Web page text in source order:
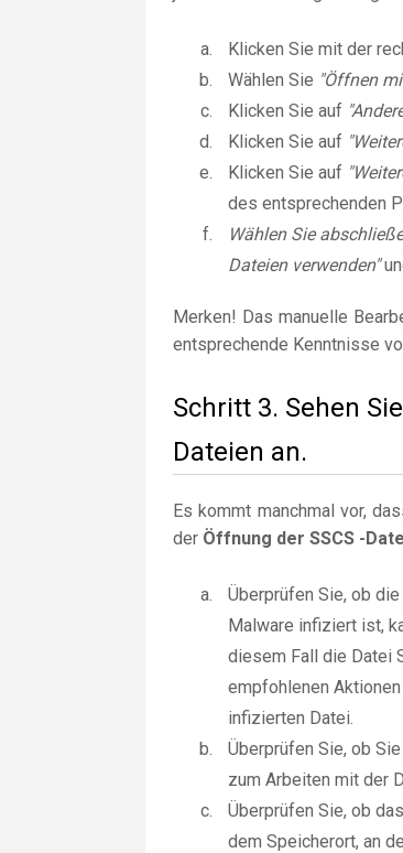
Klicken Sie mit der
Wählen Sie "Öffnen
Klicken Sie auf
Klicken Sie auf
Klicken Sie auf
des entsprechenden
Wählen Sie
Dateien verwenden"
Merken! Das manuelle
entsprechende Kenntnisse
Schritt 3. Sehen
Dateien an.
Es kommt manchmal vor,
der Öffnung der SSCS -
Überprüfen Sie, ob die
Malware infiziert ist,
diesem Fall die Datei
empfohlenen
infizierten Datei.
Überprüfen Sie, ob
zum Arbeiten mit der
Überprüfen Sie, ob
dem Speicherort, an